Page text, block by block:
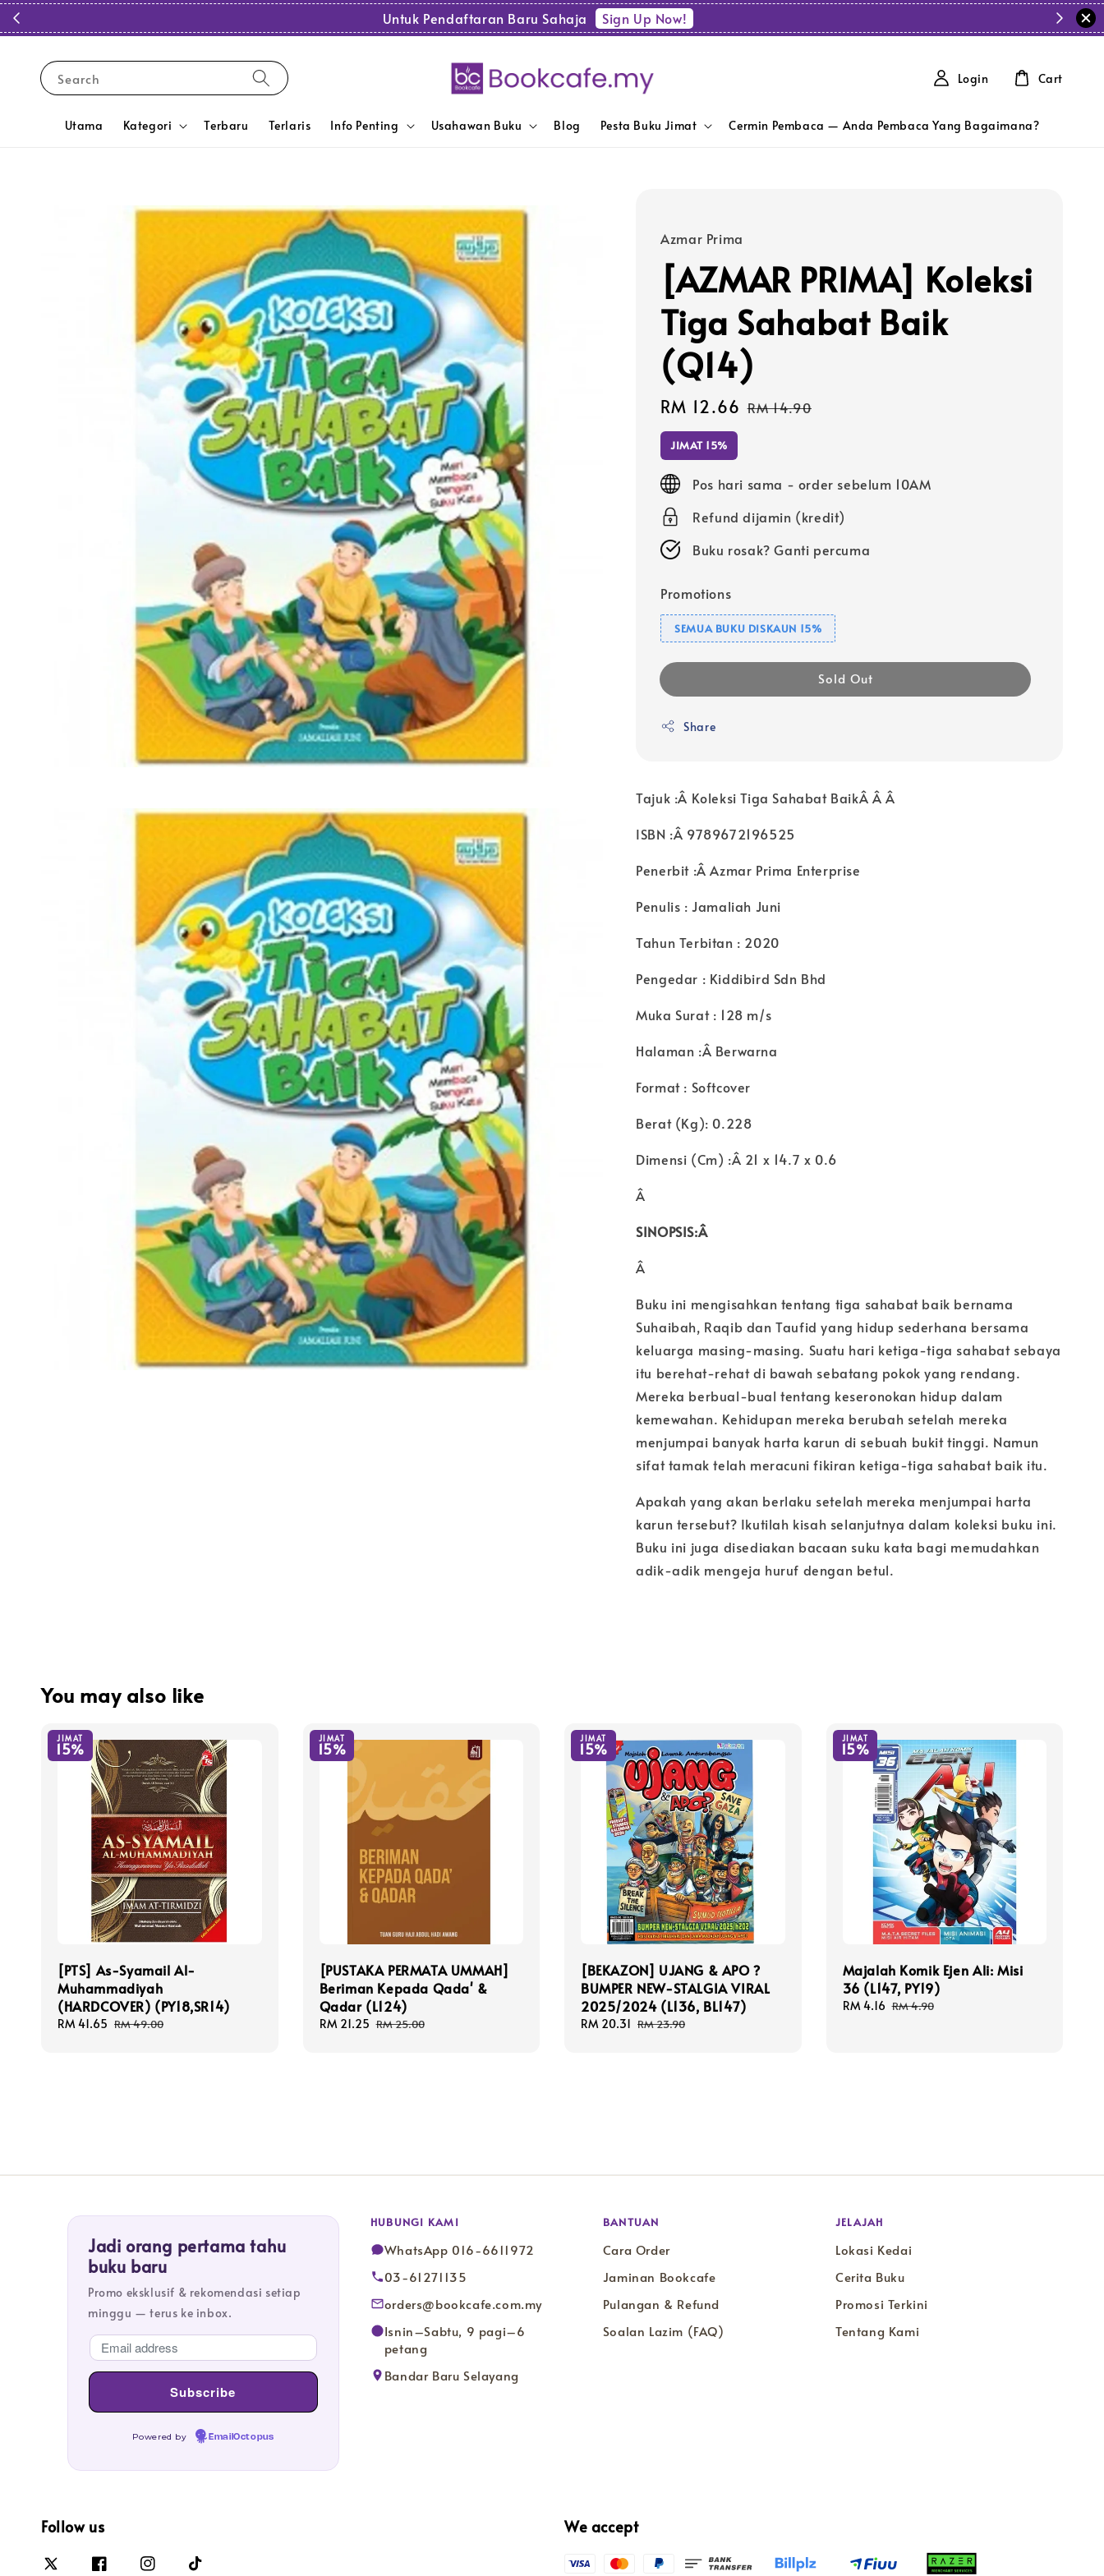
Untuk Pendaftaran Baru Sahaja Sign Up Now!
Search
Utama Kategori Terbaru Terlaris Info Penting Usahawan Buku Blog Pesta Buku Jimat Cermin Pembaca — Anda Pembaca Yang Bagaimana?
Login Cart
Azmar Prima
[AZMAR PRIMA] Koleksi
Tiga Sahabat Baik
(Q14)
Sale
price
RM 12.66 Regular
RM 14.90
JIMAT 15%
Pos hari sama - order sebelum 10AM
Refund dijamin (kredit)
Buku rosak? Ganti percuma
Promotions
SEMUA BUKU DISKAUN 15%
Sold Out
Share
Tajuk :Â Koleksi Tiga Sahabat BaikÂ Â Â
ISBN :Â 9789672196525
Penerbit :Â Azmar Prima Enterprise
Penulis : Jamaliah Juni
Tahun Terbitan : 2020
Pengedar : Kiddibird Sdn Bhd
Muka Surat : 128 m/s
Halaman :Â Berwarna
Format : Softcover
Berat (Kg): 0.228
Dimensi (Cm) :Â 21 x 14.7 x 0.6
Â
SINOPSIS:Â
Â
Buku ini mengisahkan tentang tiga sahabat baik bernama
Suhaibah, Raqib dan Taufid yang hidup sederhana bersama
keluarga masing-masing. Suatu hari ketiga-tiga sahabat sebaya
itu berehat-rehat di bawah sebatang pokok yang rendang.
Mereka berbual-bual tentang keseronokan hidup dalam
kemewahan. Kehidupan mereka berubah setelah mereka
menjumpai banyak harta karun di sebuah bukit tinggi. Namun
sifat tamak telah meracuni fikiran ketiga-tiga sahabat baik itu.
Apakah yang akan berlaku setelah mereka menjumpai harta
karun tersebut? Ikutilah kisah selanjutnya dalam koleksi buku ini.
Buku ini juga disediakan bacaan suku kata bagi memudahkan
adik-adik mengeja huruf dengan betul.
You may also like
JIMAT
15%
[PTS] As-Syamail Al-
Muhammadiyah
(HARDCOVER) (PY18,SR14)
Sale
RM 41.65 Regular
RM 49.00
JIMAT
15%
[PUSTAKA PERMATA UMMAH]
Beriman Kepada Qada' &
Qadar (L124)
Sale
RM 21.25 Regular
RM 25.00
JIMAT
15%
[BEKAZON] UJANG & APO ?
BUMPER NEW-STALGIA VIRAL
2025/2024 (L136, BL147)
Sale
RM 20.31 Regular
RM 23.90
JIMAT
15%
Majalah Komik Ejen Ali: Misi
36 (L147, PY19)
Sale
RM 4.16 Regular
RM 4.90
Jadi orang pertama tahu
buku baru
Promo eksklusif & rekomendasi setiap
minggu — terus ke inbox.
Powered by EmailOctopus
HUBUNGI KAMI
WhatsApp 016-6611972
03-61271135
orders@bookcafe.com.my
Isnin–Sabtu, 9 pagi–6
petang
Bandar Baru Selayang
BANTUAN
Cara Order
Jaminan Bookcafe
Pulangan & Refund
Soalan Lazim (FAQ)
JELAJAH
Lokasi Kedai
Cerita Buku
Promosi Terkini
Tentang Kami
Follow us We accept